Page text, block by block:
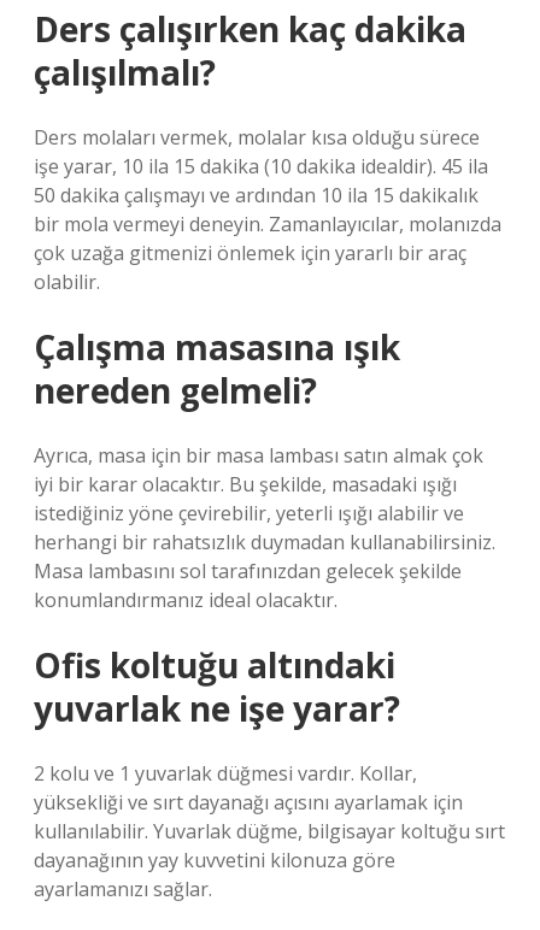
Ders çalışırken kaç dakika
çalışılmalı?
Ders molaları vermek, molalar kısa olduğu sürece
işe yarar, 10 ila 15 dakika (10 dakika idealdir). 45 ila
50 dakika çalışmayı ve ardından 10 ila 15 dakikalık
bir mola vermeyi deneyin. Zamanlayıcılar, molanızda
çok uzağa gitmenizi önlemek için yararlı bir araç
olabilir.
Çalışma masasına ışık
nereden gelmeli?
Ayrıca, masa için bir masa lambası satın almak çok
iyi bir karar olacaktır. Bu şekilde, masadaki ışığı
istediğiniz yöne çevirebilir, yeterli ışığı alabilir ve
herhangi bir rahatsızlık duymadan kullanabilirsiniz.
Masa lambasını sol tarafınızdan gelecek şekilde
konumlandırmanız ideal olacaktır.
Ofis koltuğu altındaki
yuvarlak ne işe yarar?
2 kolu ve 1 yuvarlak düğmesi vardır. Kollar,
yüksekliği ve sırt dayanağı açısını ayarlamak için
kullanılabilir. Yuvarlak düğme, bilgisayar koltuğu sırt
dayanağının yay kuvvetini kilonuza göre
ayarlamanızı sağlar.